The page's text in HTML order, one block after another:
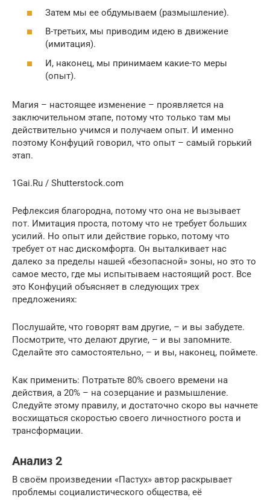
Затем мы ее обдумываем (размышление).
В-третьих, мы приводим идею в движение
(имитация).
И, наконец, мы принимаем какие-то меры
(опыт).
Магия – настоящее изменение – проявляется на
заключительном этапе, потому что только там мы
действительно учимся и получаем опыт. И именно
поэтому Конфуций говорил, что опыт – самый горький
этап.
1Gai.Ru / Shutterstock.com
Рефлексия благородна, потому что она не вызывает
пот. Имитация проста, потому что не требует больших
усилий. Но опыт или действие горько, потому что
требует от нас дискомфорта. Он выталкивает нас
далеко за пределы нашей «безопасной» зоны, но это то
самое место, где мы испытываем настоящий рост. Все
это Конфуций объясняет в следующих трех
предложениях:
Послушайте, что говорят вам другие, – и вы забудете.
Посмотрите, что делают другие, – и вы запомните.
Сделайте это самостоятельно, – и вы, наконец, поймете.
Как применить: Потратьте 80% своего времени на
действия, а 20% – на созерцание и размышление.
Следуйте этому правилу, и достаточно скоро вы начнете
восхищаться скоростью своего личностного роста и
трансформации.
Анализ 2
В своём произведении «Пастух» автор раскрывает
проблемы социалистического общества, её